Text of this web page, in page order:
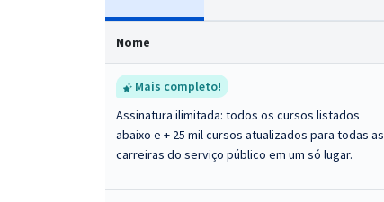
Nome
Mais completo!
Assinatura ilimitada: todos os cursos listados
abaixo e + 25 mil cursos atualizados para todas as
carreiras do serviço público em um só lugar.